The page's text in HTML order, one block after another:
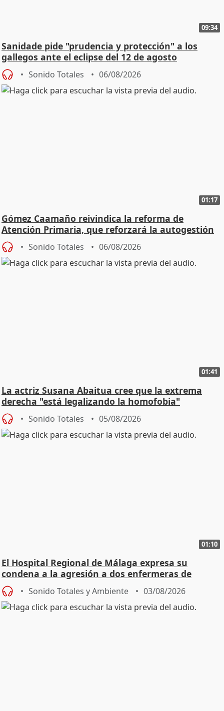
09:34
Sanidade pide "prudencia y protección" a los
gallegos ante el eclipse del 12 de agosto
Sonido Totales 06/08/2026
01:17
Gómez Caamaño reivindica la reforma de
Atención Primaria, que reforzará la autogestión
Sonido Totales 06/08/2026
01:41
La actriz Susana Abaitua cree que la extrema
derecha "está legalizando la homofobia"
Sonido Totales 05/08/2026
01:10
El Hospital Regional de Málaga expresa su
condena a la agresión a dos enfermeras de
Urgencias
Sonido Totales y Ambiente 03/08/2026